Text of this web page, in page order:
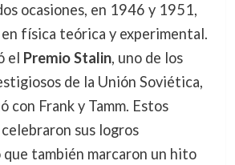
ocasiones, en 1946 y 1951,
en física teórica y experimental.
el Premio Stalin, uno de los
de la Unión Soviética,
con Frank y Tamm. Estos
sus logros
que también marcaron un hito